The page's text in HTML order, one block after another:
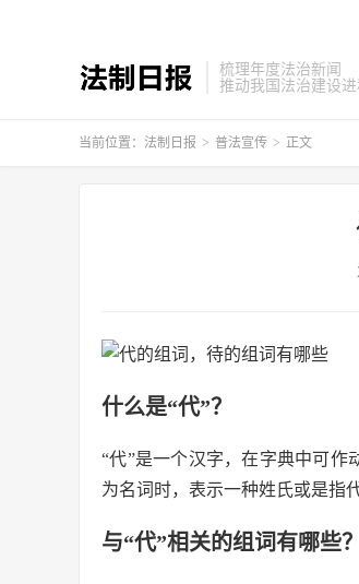
梳理年度法治新闻
推动我国法治建设进
当前位置： 法制日报 > 普法宣传 > 正文
什么是“代”？
“代”是一个汉字，在字典中可
为名词时，表示一种姓氏或是指
与“代”相关的组词有哪些？